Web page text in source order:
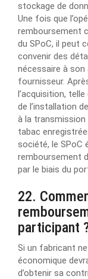
stockage de
Une fois que
remboursement
du SPoC, il peut
convenir des
nécessaire à
fournisseur.
l’acquisition,
de l’installation
à la transmission
tabac
société, le SPoC
remboursement
par le biais du
22.
participant
Si un fabricant
économique
d’obtenir sa